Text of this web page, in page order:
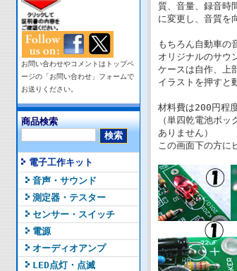
お問い合わせやコメントはトップペ
ージの「お問い合わせ」フォームで
お送りください。
商品検索
電子工作キット
音声・サウンド
測定器・テスター
センサー・スイッチ
電源
オーディオアンプ
LED点灯・点滅
質、音量、録音時
に変更し、音質を
もちろん自動車の
オリジナルのサウ
ケースは自作、上
イラストを押すと
材料費は200円程
（単四乾電池ボ
ありません）
この画面下の方に